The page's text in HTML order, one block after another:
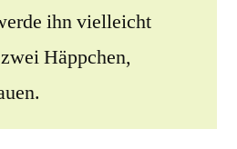
ihn vielleicht
Häppchen,